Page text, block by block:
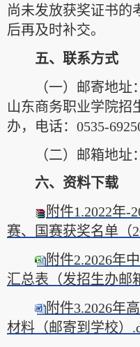
尚未发放获奖证书的
后再及时补交。
五、联系方式
（一）邮寄地
山东商务职业学院招
办，电话：0535-
（二）邮箱地址
六、资料下载
附件1.2022年-
赛、国赛获奖名单（
附件2.2026年
汇总表（发招生办邮
附件3.2026年
材料（邮寄到学校）